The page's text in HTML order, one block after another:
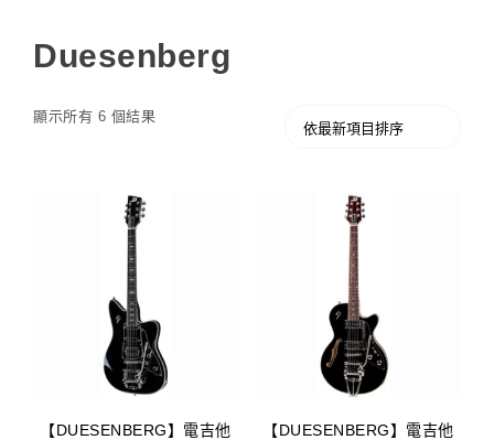
Duesenberg
顯示所有 6 個結果
【DUESENBERG】電吉他
【DUESENBERG】電吉他